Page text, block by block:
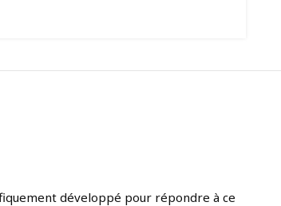
développé pour répondre à ce